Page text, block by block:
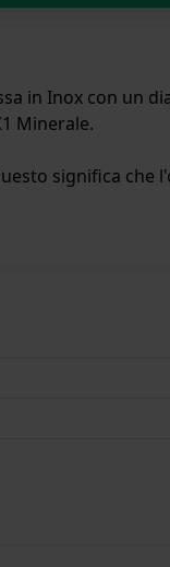
in Inox con un
Minerale.
significa